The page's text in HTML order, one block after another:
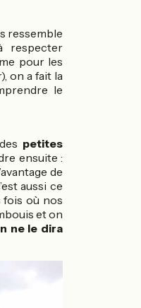
ressemble
respecter
pour les
on a fait la
le
petites
ensuite :
de
aussi ce
fois où nos
et on
ne le dira